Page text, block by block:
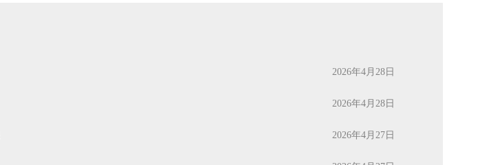
2026年4月28日
2026年4月28日
2026年4月27日